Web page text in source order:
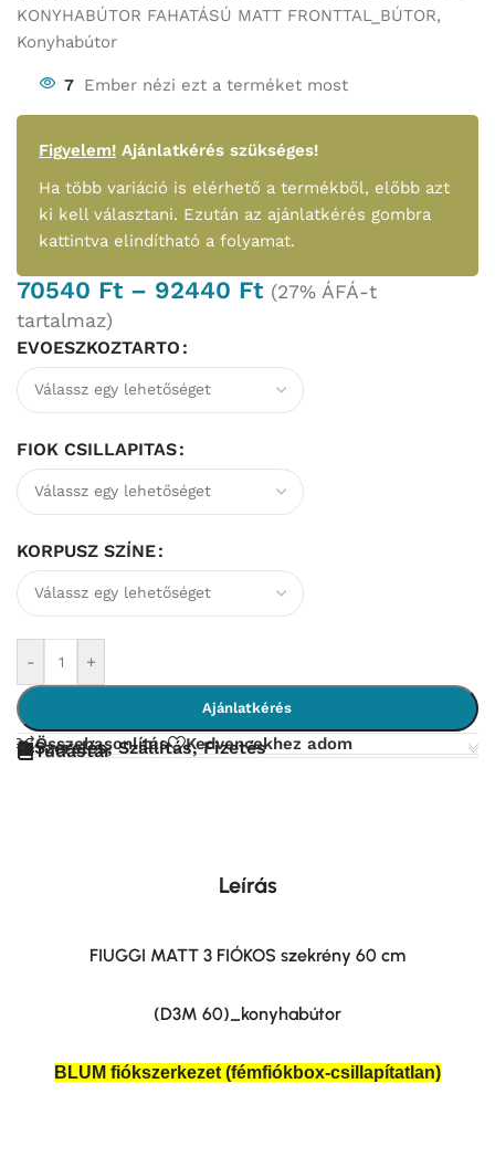
KONYHABÚTOR FAHATÁSÚ MATT FRONTTAL_BÚTOR,
Konyhabútor
7 Ember nézi ezt a terméket most
Figyelem! Ajánlatkérés szükséges!
Ha több variáció is elérhető a termékből, előbb azt
ki kell választani. Ezután az ajánlatkérés gombra
kattintva elindítható a folyamat.
70540 Ft – 92440 Ft (27% ÁFÁ-t
tartalmaz)
EVOESZKOZTARTO
FIOK CSILLAPITAS
KORPUSZ SZÍNE
- +
Ajánlatkérés
Összehasonlítás Kedvencekhez adom
Szerelés, Szállítás, Fizetés
Tudástár
Leírás
FIUGGI MATT 3 FIÓKOS szekrény 60 cm
(D3M 60)_konyhabútor
BLUM fiókszerkezet (fémfiókbox-csillapítatlan)